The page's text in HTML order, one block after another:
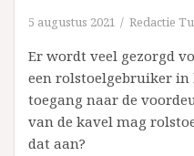
5 augustus 2021 Redactie
Er wordt veel gezorgd
een rolstoelgebruiker in
toegang naar de
van de kavel mag
dat aan?